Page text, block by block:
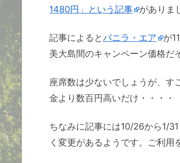
1480円」という記事
がありま
記事によるとバニラ・エア
が
美大島間のキャンペーン価格だ
座席数は少ないでしょうが、す
金より数百円高いだけ・・・・
ちなみに記事には10/26から1/
く変更があるようです。ご利用